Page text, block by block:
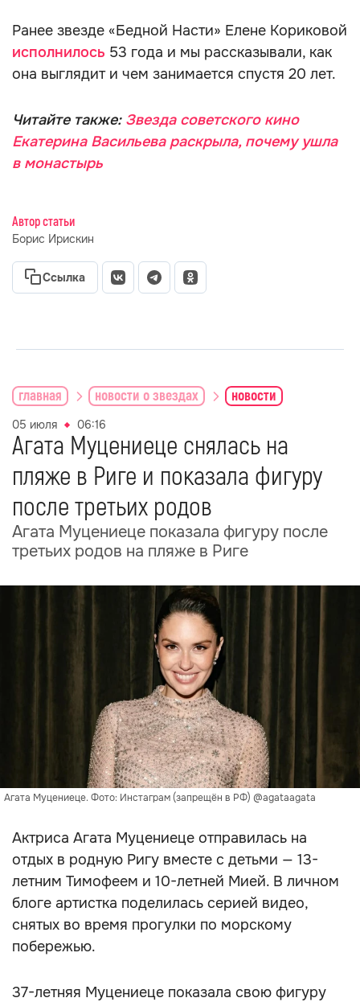
Ранее звезде «Бедной Насти» Елене Кориковой
исполнилось 53 года и мы рассказывали, как
она выглядит и чем занимается спустя 20 лет.
Читайте также: Звезда советского кино
Екатерина Васильева раскрыла, почему ушла
в монастырь
Автор статьи
Борис Ирискин
Ссылка
главная новости о звездах новости
05 июля 06:16
Агата Муцениеце снялась на
пляже в Риге и показала фигуру
после третьих родов
Агата Муцениеце показала фигуру после
третьих родов на пляже в Риге
Агата Муцениеце. Фото: Инстаграм (запрещён в РФ) @agataagata
Актриса Агата Муцениеце отправилась на
отдых в родную Ригу вместе с детьми — 13-
летним Тимофеем и 10-летней Мией. В личном
блоге артистка поделилась серией видео,
снятых во время прогулки по морскому
побережью.
37-летняя Муцениеце показала свою фигуру